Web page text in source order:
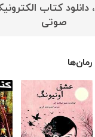
دانلود کتاب
صوتی